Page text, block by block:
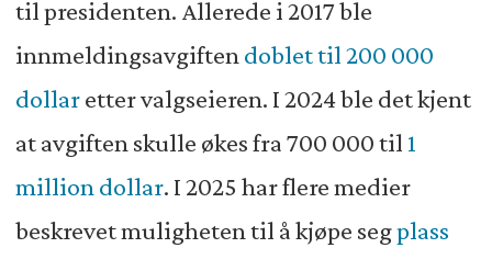
til presidenten. Allerede i 2017 ble
innmeldingsavgiftendoblet til 200 000
dollaretter valgseieren. I 2024 ble det kjent
at avgiften skulle økes fra 700 000 til 1
million dollar. I 2025 har flere medier
beskrevet muligheten til å kjøpe segplass